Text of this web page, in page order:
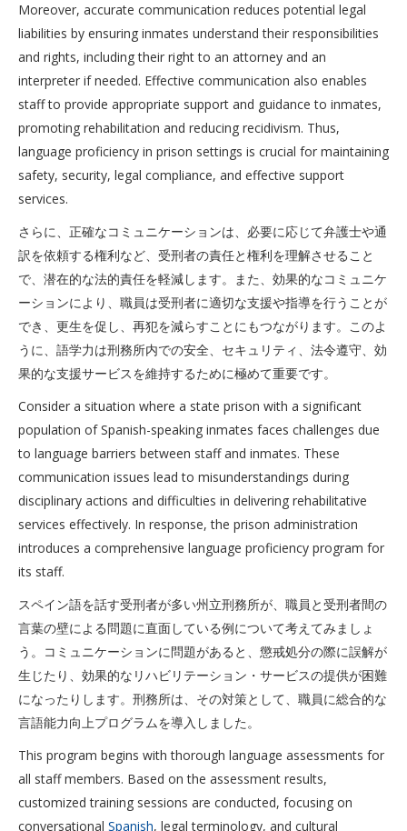
Moreover, accurate communication reduces potential legal
liabilities by ensuring inmates understand their responsibilities
and rights, including their right to an attorney and an
interpreter if needed. Effective communication also enables
staff to provide appropriate support and guidance to inmates,
promoting rehabilitation and reducing recidivism. Thus,
language proficiency in prison settings is crucial for maintaining
safety, security, legal compliance, and effective support
services.
さらに、正確なコミュニケーションは、必要に応じて弁護士や通
訳を依頼する権利など、受刑者の責任と権利を理解させること
で、潜在的な法的責任を軽減します。また、効果的なコミュニケ
ーションにより、職員は受刑者に適切な支援や指導を行うことが
でき、更生を促し、再犯を減らすことにもつながります。このよ
うに、語学力は刑務所内での安全、セキュリティ、法令遵守、効
果的な支援サービスを維持するために極めて重要です。
Consider a situation where a state prison with a significant
population of Spanish-speaking inmates faces challenges due
to language barriers between staff and inmates. These
communication issues lead to misunderstandings during
disciplinary actions and difficulties in delivering rehabilitative
services effectively. In response, the prison administration
introduces a comprehensive language proficiency program for
its staff.
スペイン語を話す受刑者が多い州立刑務所が、職員と受刑者間の
言葉の壁による問題に直面している例について考えてみましょ
う。コミュニケーションに問題があると、懲戒処分の際に誤解が
生じたり、効果的なリハビリテーション・サービスの提供が困難
になったりします。刑務所は、その対策として、職員に総合的な
言語能力向上プログラムを導入しました。
This program begins with thorough language assessments for
all staff members. Based on the assessment results,
customized training sessions are conducted, focusing on
conversational Spanish, legal terminology, and cultural